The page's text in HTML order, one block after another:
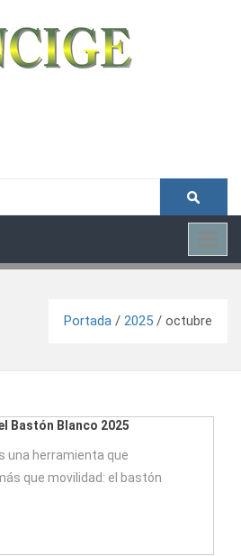
Portada / 2025 / octubre
Bastón Blanco 2025
una herramienta que
que movilidad: el bastón